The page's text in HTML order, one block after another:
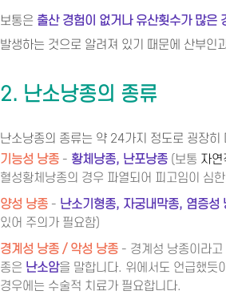
보통은 출산 경험이 없거나 유산횟수가 많은
발생하는 것으로 알려져 있기 때문에 산부인
2. 난소낭종의 종류
난소낭종의 종류는 약 24가지 정도로 굉장
기능성 낭종 - 황체낭종, 난포낭종 (보통 자연
혈성황체낭종의 경우 파열되어 피고임이 심
양성 낭종 - 난소기형종, 자궁내막종, 염증
있어 주의가 필요함)
경계성 낭종 / 악성 낭종 - 경계성 낭종이라고
종은 난소암을 말합니다. 위에서도 언급했듯
경우에는 수술적 치료가 필요합니다.​